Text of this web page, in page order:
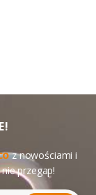
z nowościami i
przegap!